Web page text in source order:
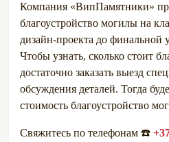
Компания «ВипПамятники»
благоустройство могилы на
дизайн-проекта до финальной
Чтобы узнать, сколько стоит
достаточно заказать выезд
обсуждения деталей. Тогда
стоимость благоустройство
Свяжитесь по телефонам ☎️